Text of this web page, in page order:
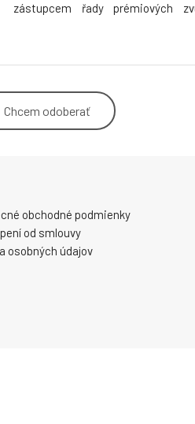
zástupcem řady prémiových
Chcem odoberať
obchodné podmienky
od smlouvy
osobných údajov